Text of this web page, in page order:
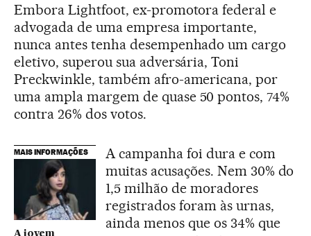
Embora Lightfoot, ex-promotora federal e
advogada de uma empresa importante,
nunca antes tenha desempenhado um cargo
eletivo, superou sua adversária, Toni
Preckwinkle, também afro-americana, por
uma ampla margem de quase 50 pontos, 74%
contra 26% dos votos.
MAIS INFORMAÇÕES
A jovem
A campanha foi dura e com
muitas acusações. Nem 30% do
1,5 milhão de moradores
registrados foram às urnas,
ainda menos que os 34% que